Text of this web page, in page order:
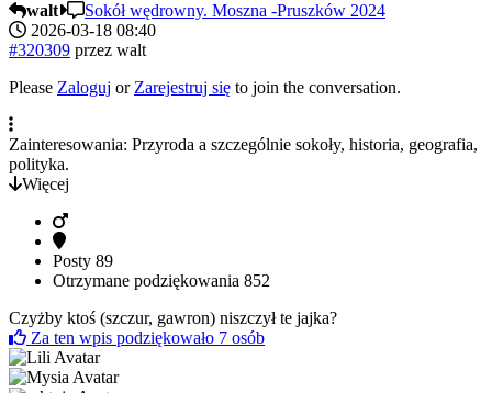
walt
Sokół wędrowny. Moszna -Pruszków 2024
2026-03-18 08:40
#320309 przez walt
Please Zaloguj or Zarejestruj się to join the conversation.
Zainteresowania: Przyroda a szczególnie sokoły, historia, geografia,
polityka.
Więcej
Posty 89
Otrzymane podziękowania 852
Czyżby ktoś (szczur, gawron) niszczył te jajka?
Za ten wpis podziękowało 7 osób